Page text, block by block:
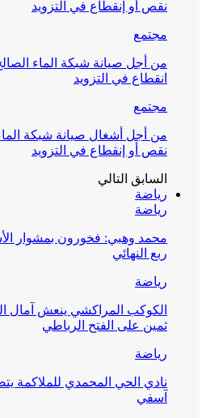
نقص أو إنقطاع في التزويد
مجتمع
من أجل صيانة شبكة الماء
انقطاع في التزويد
مجتمع
من أجل أشغال صيانة شبكة
نقص أو إنقطاع في التزويد
السابق التالي
رياضة
رياضة
محمد وهبي: فخورون بمشوار
ربع النهائي
رياضة
الكوكب المراكشي ينعش آمال
ثمين على الفتح الرباطي
رياضة
نادي الحي المحمدي للملاكمة
آسفي